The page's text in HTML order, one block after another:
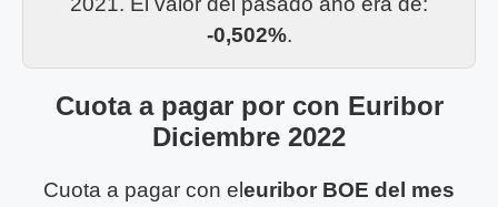
-0,502%.
Cuota a pagar por con Euribor
Diciembre 2022
Cuota a pagar con eleuribor BOE del mes